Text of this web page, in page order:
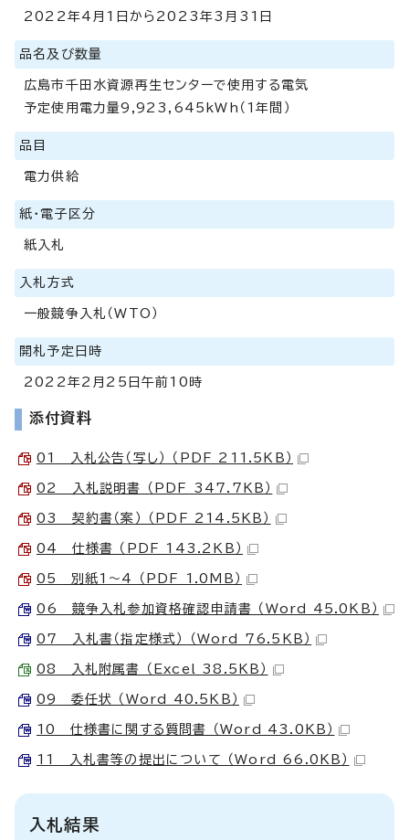
2022年4月1日から2023年3月31日
品名及び数量
広島市千田水資源再生センターで使用する電気
予定使用電力量9,923,645kWh（1年間）
品目
電力供給
紙・電子区分
紙入札
入札方式
一般競争入札（WTO）
開札予定日時
2022年2月25日午前10時
添付資料
01 入札公告（写し） （PDF 211.5KB）
02 入札説明書 （PDF 347.7KB）
03 契約書（案） （PDF 214.5KB）
04 仕様書 （PDF 143.2KB）
05 別紙1～4 （PDF 1.0MB）
06 競争入札参加資格確認申請書 （Word 45.0KB）
07 入札書（指定様式） （Word 76.5KB）
08 入札附属書 （Excel 38.5KB）
09 委任状 （Word 40.5KB）
10 仕様書に関する質問書 （Word 43.0KB）
11 入札書等の提出について （Word 66.0KB）
入札結果